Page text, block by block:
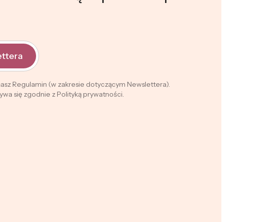
Regulamin (w zakresie dotyczącym Newslettera).
się zgodnie z Polityką prywatności.